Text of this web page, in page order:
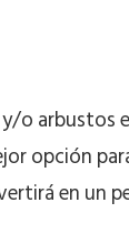
o
opción
en un